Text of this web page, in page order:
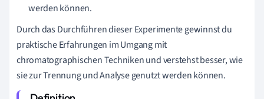
werden können.
Durch das Durchführen dieser Experimente gewinnst du
praktische Erfahrungen im Umgang mit
chromatographischen Techniken und verstehst besser, wie
sie zur Trennung und Analyse genutzt werden können.